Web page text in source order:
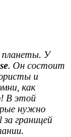
планеты. У
. Он состоит
и
как
В этой
нужно
границей